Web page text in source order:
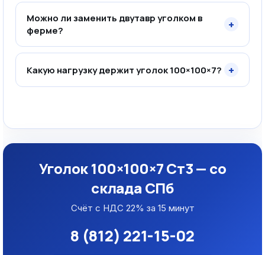
Можно ли заменить двутавр уголком в
ферме?
+
Какую нагрузку держит уголок 100×100×7? +
Уголок 100×100×7 Ст3 — со
склада СПб
Счёт с НДС 22% за 15 минут
8 (812) 221-15-02